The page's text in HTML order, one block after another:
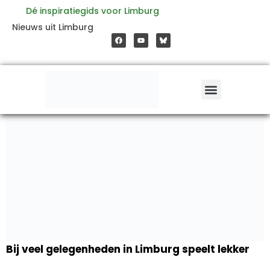
inhoud
Dé inspiratiegids voor Limburg
Nieuws uit Limburg
a
c
e
o
o
o
u
t
b
e
Bij veel gelegenheden in Limburg speelt lekker